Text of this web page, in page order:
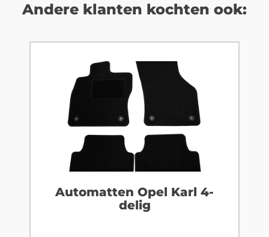
Andere klanten kochten ook:
Automatten Opel Karl 4-
delig